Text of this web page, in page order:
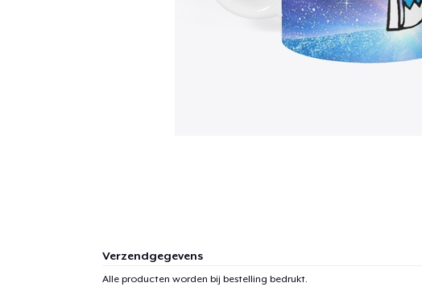
Verzendgegevens
Alle producten worden bij bestelling bedrukt.